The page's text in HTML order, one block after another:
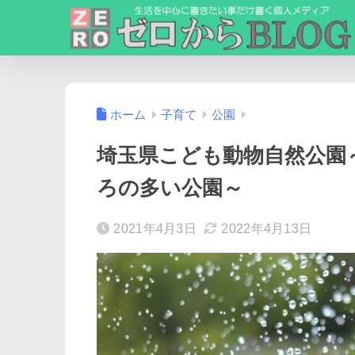
ホーム 子育て 公園
埼玉県こども動物自然公
ろの多い公園～
2021年4月3日 2022年4月13日